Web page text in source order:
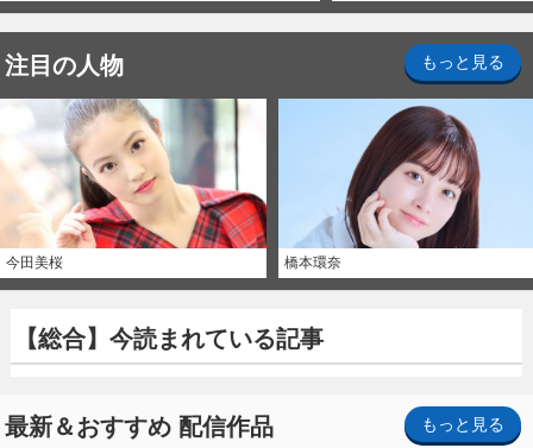
注目の人物 もっと見る
今田美桜 橋本環奈
【総合】今読まれている記事
最新＆おすすめ 配信作品 もっと見る